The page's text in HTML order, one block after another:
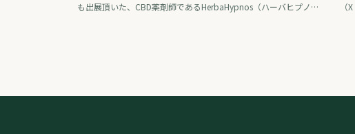
も出展頂いた、CBD薬剤師であるHerbaHypnos（ハーバヒプノ